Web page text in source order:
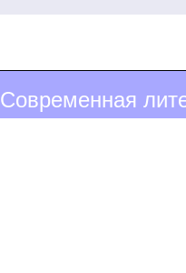
Современная